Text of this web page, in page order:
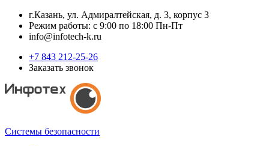
г.Казань, ул. Адмиралтейская, д. 3, корпус 3
Режим работы: с 9:00 по 18:00 Пн-Пт
info@infotech-k.ru
+7 843 212-25-26
Заказать звонок
Системы безопасности